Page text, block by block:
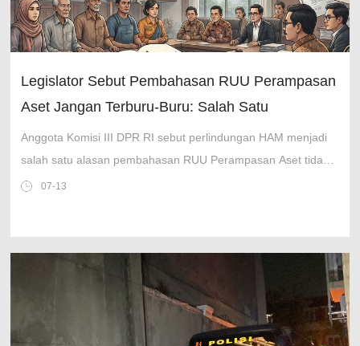
Legislator Sebut Pembahasan RUU Perampasan
Aset Jangan Terburu-Buru: Salah Satu
Alasannya HAM
Anggota Komisi III DPR RI sebut perlindungan HAM menjadi
salah satu alasan pembahasan RUU Perampasan Aset tidak
bisa dilakukan secara terburu-buru.
07-13